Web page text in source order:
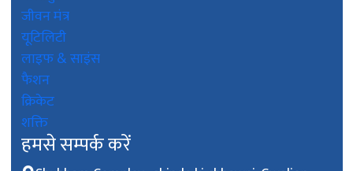
जीवन मंत्र
यूटिलिटी
लाइफ & साइंस
फैशन
क्रिकेट
शक्ति
हमसे सम्पर्क करें